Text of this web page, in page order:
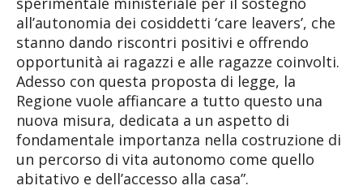
all’autonomia dei cosiddetti ‘care leavers’, che
stanno dando riscontri positivi e offrendo
opportunità ai ragazzi e alle ragazze coinvolti.
Adesso con questa proposta di legge, la
Regione vuole affiancare a tutto questo una
nuova misura, dedicata a un aspetto di
fondamentale importanza nella costruzione di
un percorso di vita autonomo come quello
abitativo e dell’accesso alla casa”.